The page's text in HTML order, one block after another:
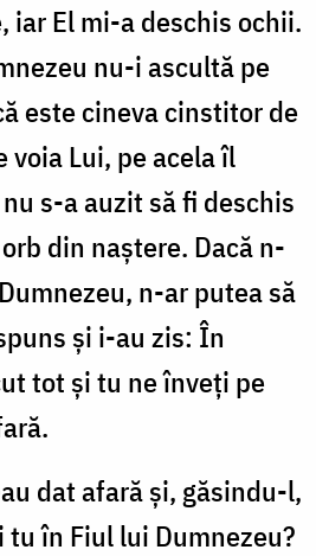
iar El mi-a deschis ochii.
nu-i ascultă pe
este cineva cinstitor de
voia Lui, pe acela îl
s-a auzit să fi deschis
din naștere. Dacă n-
n-ar putea să
și i-au zis: În
tot și tu ne înveți pe
dat afară și, găsindu-l,
în Fiul lui Dumnezeu?